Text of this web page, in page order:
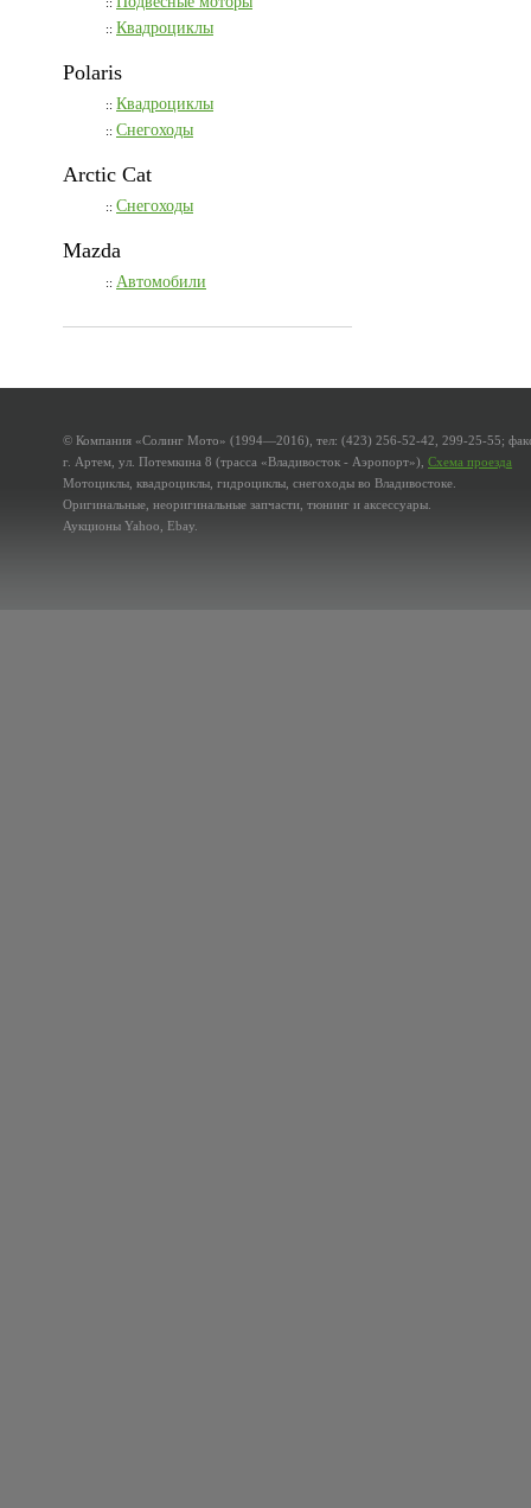
:: Квадроциклы
Polaris
:: Квадроциклы
:: Снегоходы
Arctic Cat
:: Снегоходы
Mazda
:: Автомобили
© Компания «Солинг Мото» (1994—2016), тел: (423) 256-52-42, 299-25-55;
г. Артем, ул. Потемкина 8 (трасса «Владивосток - Аэропорт»), Схема проезда
Мотоциклы, квадроциклы, гидроциклы, снегоходы во Владивостоке.
Оригинальные, неоригинальные запчасти, тюнинг и аксессуары.
Аукционы Yahoo, Ebay.